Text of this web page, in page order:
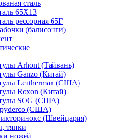
сталь
65Х13
рессорная 65Г
(балисонги)
Arhont (Тайвань)
Ganzo (Китай)
Leatherman (США)
Roxon (Китай)
SOG (США)
(США)
(Швейцария)
тяпки
ножей